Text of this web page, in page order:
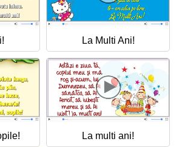
La Multi Ani!
La multi ani!